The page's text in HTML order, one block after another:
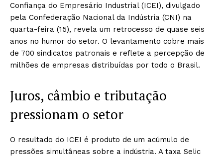
Confiança do Empresário Industrial (ICEI), divulgado
pela Confederação Nacional da Indústria (CNI) na
quarta-feira (15), revela um retrocesso de quase seis
anos no humor do setor. O levantamento cobre mais
de 700 sindicatos patronais e reflete a percepção de
milhões de empresas distribuídas por todo o Brasil.
Juros, câmbio e tributação
pressionam o setor
O resultado do ICEI é produto de um acúmulo de
pressões simultâneas sobre a indústria. A taxa Selic